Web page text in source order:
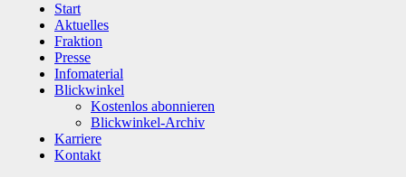
Start
Aktuelles
Fraktion
Presse
Infomaterial
Blickwinkel
Kostenlos abonnieren
Blickwinkel-Archiv
Karriere
Kontakt